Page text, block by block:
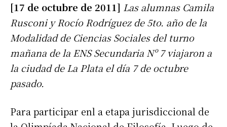
[17 de octubre de 2011] Las alumnas Camila
Rusconi y Rocío Rodríguez de 5to. año de la
Modalidad de Ciencias Sociales del turno
mañana de la ENS Secundaria Nº 7 viajaron a
la ciudad de La Plata el día 7 de octubre
pasado.
Para participar enl a etapa jurisdiccional de